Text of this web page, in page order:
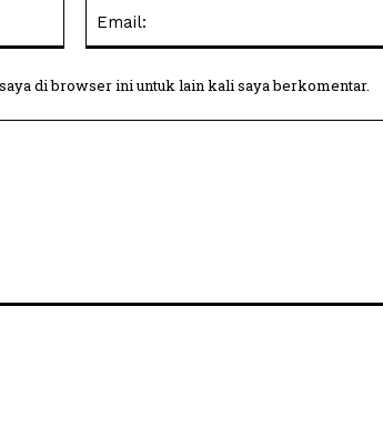
di browser ini untuk lain kali saya berkomentar.